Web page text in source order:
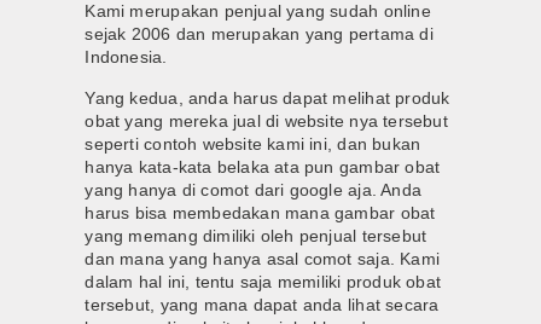
Kami merupakan penjual yang sudah online
sejak 2006 dan merupakan yang pertama di
Indonesia.
Yang kedua, anda harus dapat melihat produk
obat yang mereka jual di website nya tersebut
seperti contoh website kami ini, dan bukan
hanya kata-kata belaka ata pun gambar obat
yang hanya di comot dari google aja. Anda
harus bisa membedakan mana gambar obat
yang memang dimiliki oleh penjual tersebut
dan mana yang hanya asal comot saja. Kami
dalam hal ini, tentu saja memiliki produk obat
tersebut, yang mana dapat anda lihat secara